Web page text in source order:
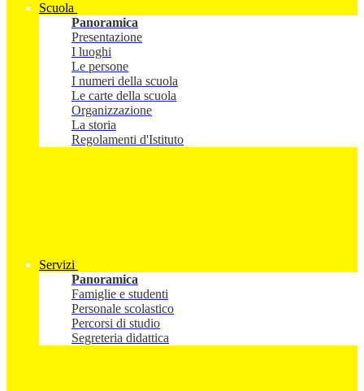
Scuola
Panoramica
Presentazione
I luoghi
Le persone
I numeri della scuola
Le carte della scuola
Organizzazione
La storia
Regolamenti d'Istituto
Servizi
Panoramica
Famiglie e studenti
Personale scolastico
Percorsi di studio
Segreteria didattica